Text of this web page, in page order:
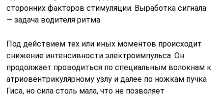
сторонних факторов стимуляции. Выработка сигнала
— задача водителя ритма.
Под действием тех или иных моментов происходит
снижение интенсивности электроимпульса. Он
продолжает проводиться по специальным волокнам к
атриовентрикулярному узлу и далее по ножкам пучка
Гиса, но сила столь мала, что не позволяет